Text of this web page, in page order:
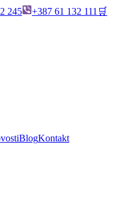
245 +387 61 132 111 🛒
BlogKontakt